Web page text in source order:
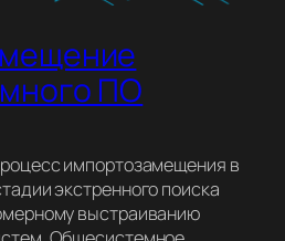
ПО
импортозамещения в
экстренного поиска
выстраиванию